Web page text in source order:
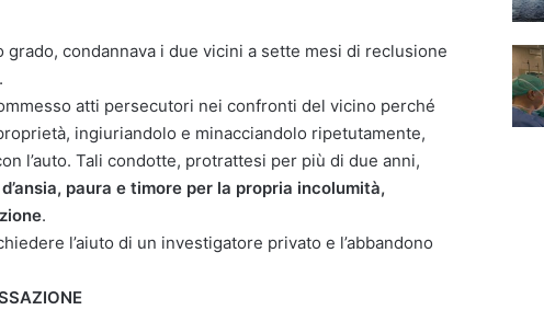
condannava i due vicini a sette mesi di reclusione
atti persecutori nei confronti del vicino perché
ingiuriandolo e minacciandolo ripetutamente,
l’auto. Tali condotte, protrattesi per più di due anni,
paura e timore per la propria incolumità,
.
l’aiuto di un investigatore privato e l’abbandono